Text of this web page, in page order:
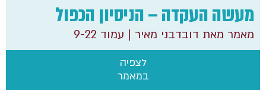
לצפיה
במאמר
מעשה העקדה – הניסיון הכפול
מאמר מאת דובדבני מאיר | עמוד 9-22